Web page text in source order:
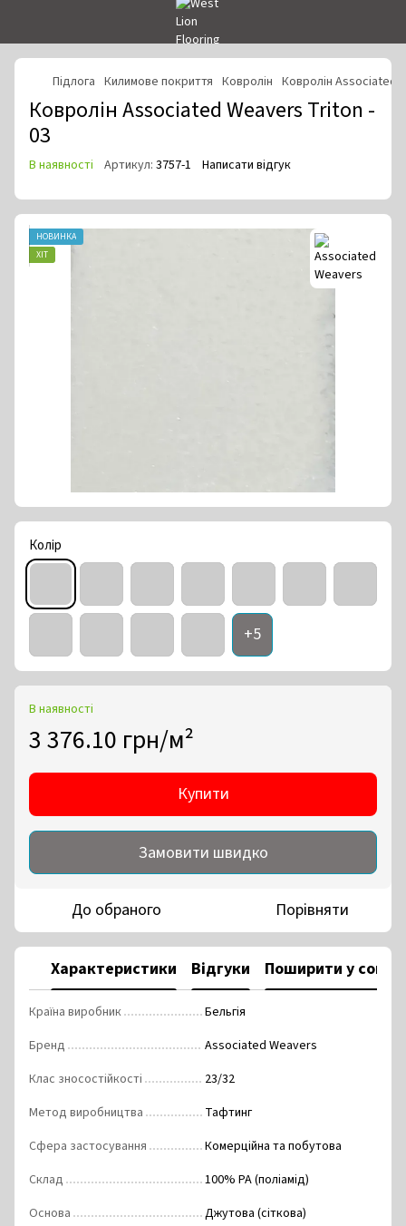
Підлога Килимове покриття Ковролін Ковролін Associated
Ковролін Associated Weavers Triton -
03
В наявності Артикул: 3757-1 Написати відгук
НОВИНКА
ХІТ
Колір
+5
В наявності
3 376.10 грн/м²
Купити
Замовити швидко
До обраного Порівняти
Характеристики Відгуки Поширити у
Країна виробник
Бельгія
Бренд
Associated Weavers
Клас зносостійкості
23/32
Метод виробництва
Тафтинг
Сфера застосування
Комерційна та побутова
Склад
100% РА (поліамід)
Основа
Джутова (сіткова)